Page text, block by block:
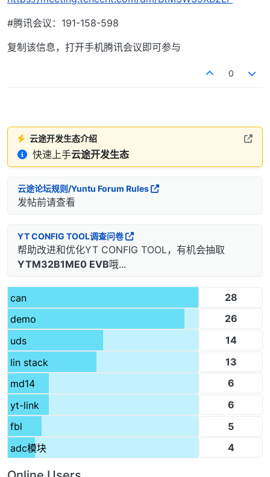
#腾讯会议：191-158-598
复制该信息，打开手机腾讯会议即可参与
0
云途开发生态介绍
快速上手云途开发生态
云途论坛规则/Yuntu Forum Rules
发帖前请查看
YT CONFIG TOOL调查问卷
帮助改进和优化YT CONFIG TOOL，有机会抽取
YTM32B1ME0 EVB哦...
can
28
demo
26
uds
14
lin stack
13
md14
6
yt-link
6
fbl
5
adc模块
4